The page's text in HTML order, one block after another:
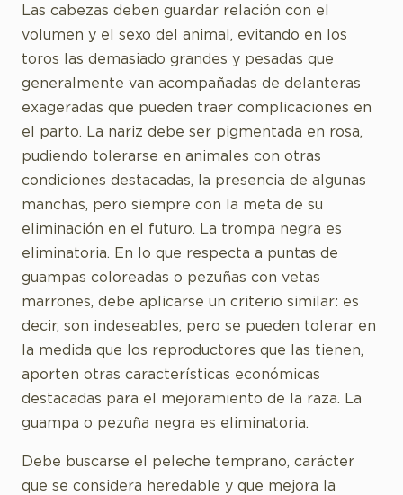
Las cabezas deben guardar relación con el
volumen y el sexo del animal, evitando en los
toros las demasiado grandes y pesadas que
generalmente van acompañadas de delanteras
exageradas que pueden traer complicaciones en
el parto. La nariz debe ser pigmentada en rosa,
pudiendo tolerarse en animales con otras
condiciones destacadas, la presencia de algunas
manchas, pero siempre con la meta de su
eliminación en el futuro. La trompa negra es
eliminatoria. En lo que respecta a puntas de
guampas coloreadas o pezuñas con vetas
marrones, debe aplicarse un criterio similar: es
decir, son indeseables, pero se pueden tolerar en
la medida que los reproductores que las tienen,
aporten otras características económicas
destacadas para el mejoramiento de la raza. La
guampa o pezuña negra es eliminatoria.
Debe buscarse el peleche temprano, carácter
que se considera heredable y que mejora la